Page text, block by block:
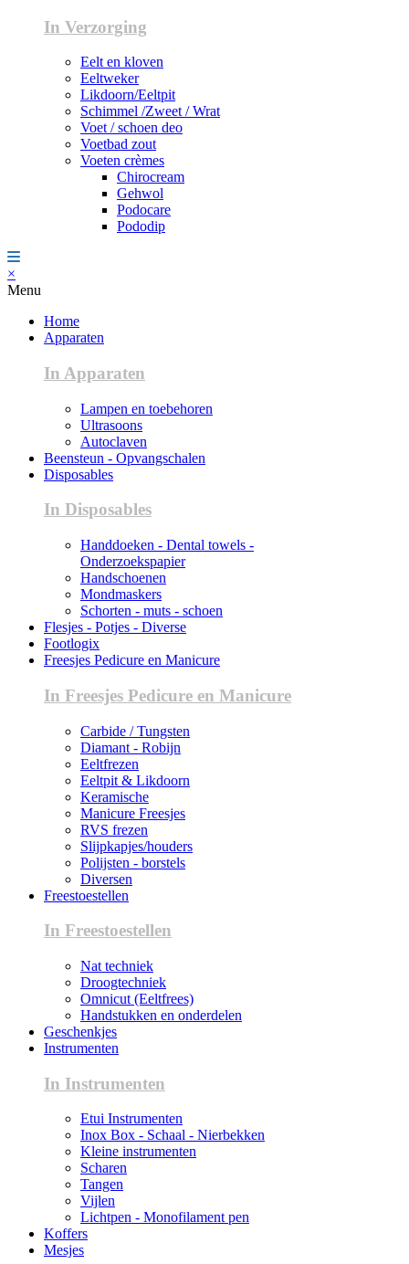
In Verzorging
Eelt en kloven
Eeltweker
Likdoorn/Eeltpit
Schimmel /Zweet / Wrat
Voet / schoen deo
Voetbad zout
Voeten crèmes
Chirocream
Gehwol
Podocare
Pododip
×
Menu
Home
Apparaten
In Apparaten
Lampen en toebehoren
Ultrasoons
Autoclaven
Beensteun - Opvangschalen
Disposables
In Disposables
Handdoeken - Dental towels -
Onderzoekspapier
Handschoenen
Mondmaskers
Schorten - muts - schoen
Flesjes - Potjes - Diverse
Footlogix
Freesjes Pedicure en Manicure
In Freesjes Pedicure en Manicure
Carbide / Tungsten
Diamant - Robijn
Eeltfrezen
Eeltpit & Likdoorn
Keramische
Manicure Freesjes
RVS frezen
Slijpkapjes/houders
Polijsten - borstels
Diversen
Freestoestellen
In Freestoestellen
Nat techniek
Droogtechniek
Omnicut (Eeltfrees)
Handstukken en onderdelen
Geschenkjes
Instrumenten
In Instrumenten
Etui Instrumenten
Inox Box - Schaal - Nierbekken
Kleine instrumenten
Scharen
Tangen
Vijlen
Lichtpen - Monofilament pen
Koffers
Mesjes